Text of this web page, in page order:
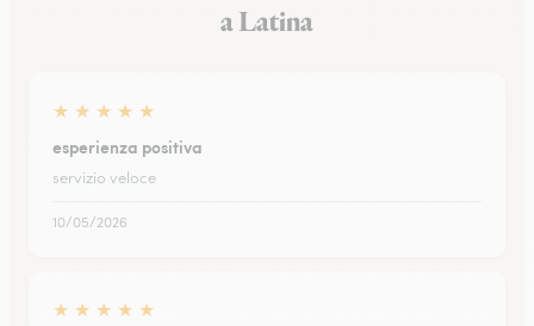
a Latina
★ ★ ★ ★ ★
esperienza positiva
servizio veloce
10/05/2026
★ ★ ★ ★ ★